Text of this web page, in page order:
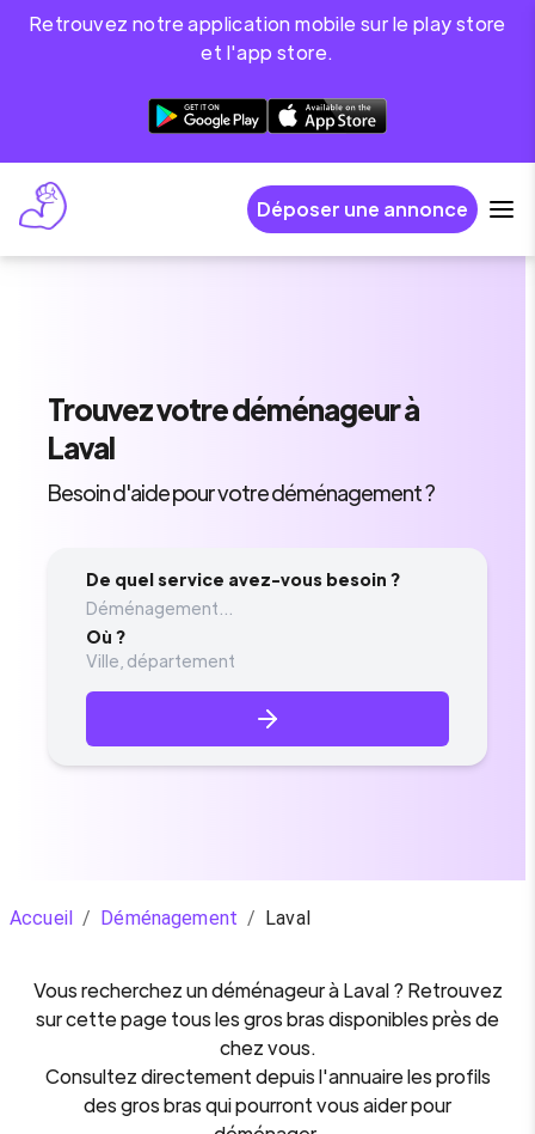
Retrouvez notre application mobile sur le play store
et l'app store.
Déposer une annonce
Trouvezvotre déménageurà
Laval
Besoin d'aide pour votre déménagement ?
De quel service avez-vous besoin ?
Déménagement...
Où ?
Accueil / Déménagement / Laval
Vous recherchez undéménageurà Laval? Retrouvez
sur cette page tous les gros bras disponibles près de
chez vous.
Consultez directement depuis l'annuaire les profils
des gros bras qui pourront vous aider pour